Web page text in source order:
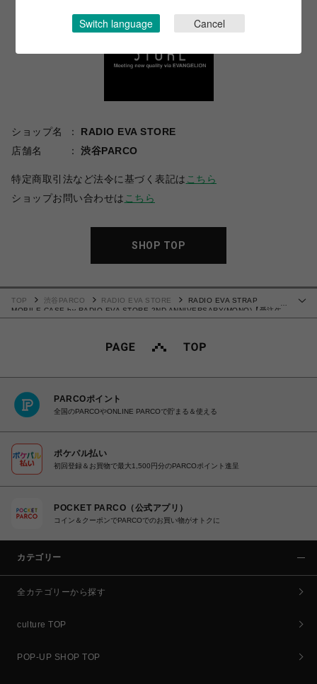
ショップ名
RADIO EVA STORE
店舗名
渋谷PARCO
特定商取引法など法令に基づく表記は こちら
ショップお問い合わせは こちら
SHOP TOP
TOP 渋谷PARCO RADIO EVA STORE
RADIO EVA STRAP
MOBILE CASE by RADIO EVA STORE 2ND ANNIVERSARY(MONO)【受注生
産商品（ご注文から40～60日でお届け予定）】
PARCOポイント
全国のPARCOやONLINE PARCOで貯まる＆使える
ポケパル払い
初回登録＆お買物で最大1,500円分のPARCOポイント進呈
POCKET PARCO（公式アプリ）
コイン＆クーポンでPARCOでのお買い物がオトクに
カテゴリー
全カテゴリーから探す
culture TOP
POP-UP SHOP TOP
Switch language Cancel